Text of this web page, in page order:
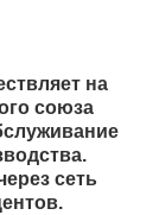
на
союза
сеть